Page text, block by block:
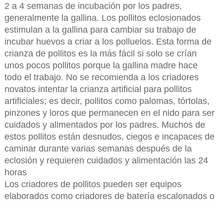
2 a 4 semanas de incubación por los padres,
generalmente la gallina. Los pollitos eclosionados
estimulan a la gallina para cambiar su trabajo de
incubar huevos a criar a los polluelos. Esta forma de
crianza de pollitos es la más fácil si solo se crían
unos pocos pollitos porque la gallina madre hace
todo el trabajo. No se recomienda a los criadores
novatos intentar la crianza artificial para pollitos
artificiales; es decir, pollitos como palomas, tórtolas,
pinzones y loros que permanecen en el nido para ser
cuidados y alimentados por los padres. Muchos de
estos pollitos están desnudos, ciegos e incapaces de
caminar durante varias semanas después de la
eclosión y requieren cuidados y alimentación las 24
horas
Los criadores de pollitos pueden ser equipos
elaborados como criadores de batería escalonados o